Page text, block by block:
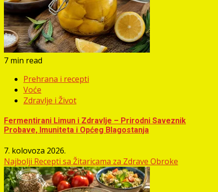
7 min read
Prehrana i recepti
Voće
Zdravlje i Život
Fermentirani Limun i Zdravlje – Prirodni Saveznik
Probave, Imuniteta i Općeg Blagostanja
7. kolovoza 2026.
Najbolji Recepti sa Žitaricama za Zdrave Obroke